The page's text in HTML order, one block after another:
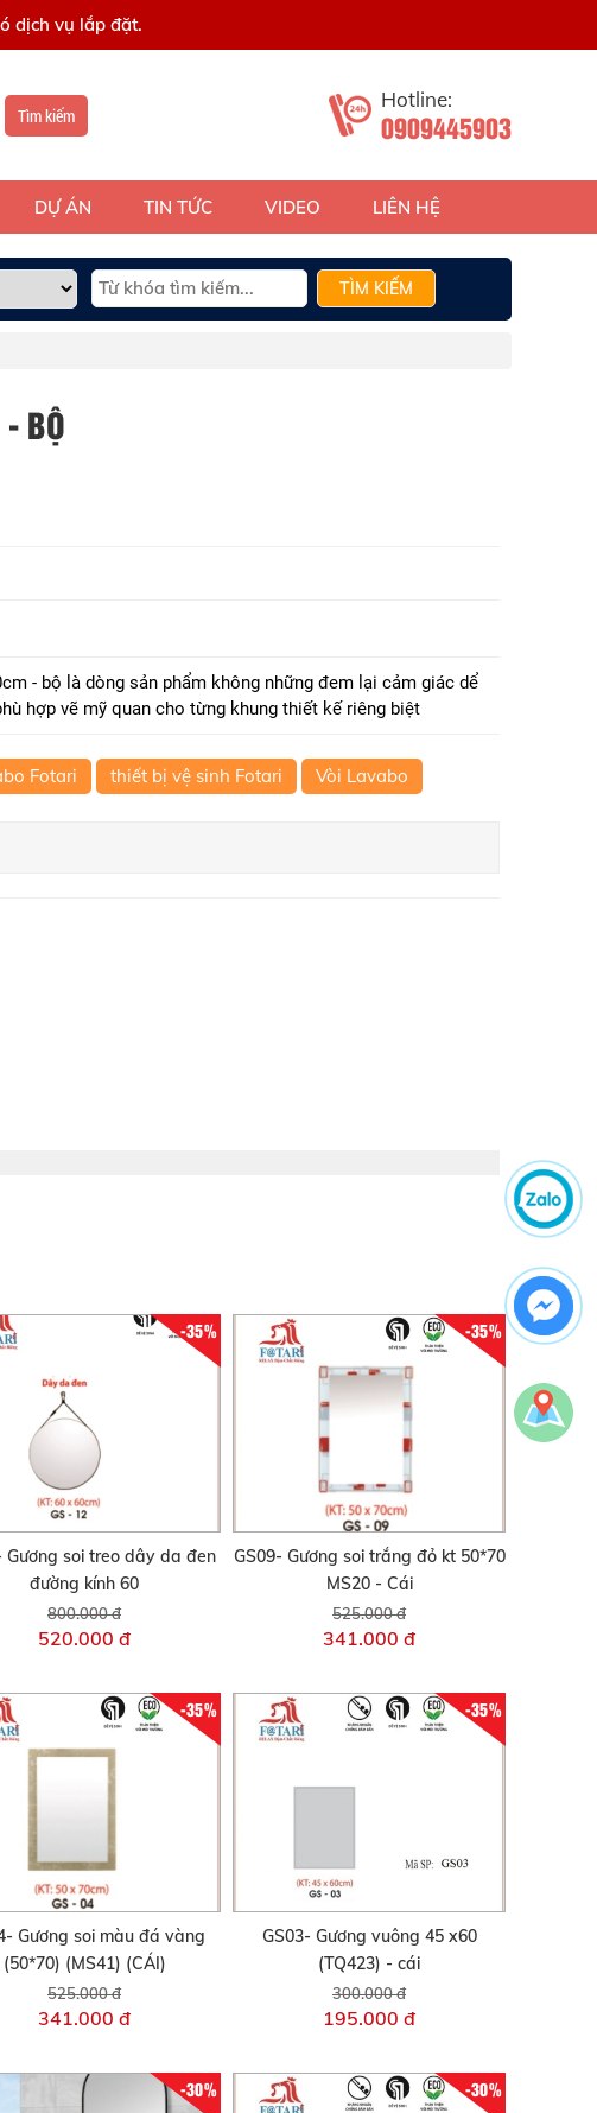
dịch vụ lắp đặt.
Tìm kiếm
Hotline:
0909445903
DỰ ÁN TIN TỨC VIDEO LIÊN HỆ
TÌM KIẾM
BỘ
- bộ là dòng sản phẩm không những đem lại cảm giác dể
hợp vẽ mỹ quan cho từng khung thiết kế riêng biệt
Fotari thiết bị vệ sinh Fotari Vòi Lavabo
-35%
Gương soi treo dây da đen
đường kính 60
800.000 đ
520.000 đ
-35%
GS09- Gương soi trắng đỏ kt 50*70
MS20 - Cái
525.000 đ
341.000 đ
-35%
Gương soi màu đá vàng
(50*70) (MS41) (CÁI)
525.000 đ
341.000 đ
-35%
GS03- Gương vuông 45 x60
(TQ423) - cái
300.000 đ
195.000 đ
-30% -30%